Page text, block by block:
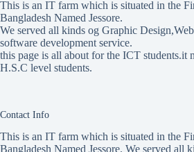
This is an IT farm which is situated in the
Bangladesh Named Jessore.
We served all kinds og Graphic
software development service.
this page is all about for the ICT students.it
H.S.C level students.
Contact Info
This is an IT farm which is situated in the
Bangladesh Named Jessore. We served all